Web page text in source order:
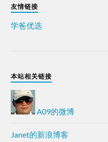
友情链接
学爸优选
本站相关链接
A09的微博
Janet的新浪博客